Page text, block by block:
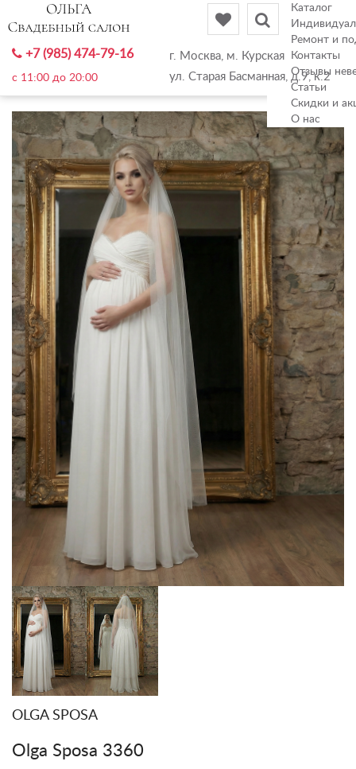
Каталог
Ремонт и
Контакты
Отзывы
Статьи
Скидки и
О нас
+7 (985) 474-79-16
c 11:00 до 20:00
г. Москва, м. Курская
ул. Старая Басманная, д.9, к.2
OLGA SPOSA
Olga Sposa 3360